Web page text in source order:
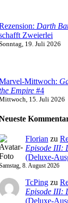
Darth
Zweierlei
19. Juli 2026
Mittwoch:
Empire #4
15. Juli 2026
Florian zu
Episode III:
(Deluxe-
8. August 2026
TcPing zu
Episode III:
(Deluxe-